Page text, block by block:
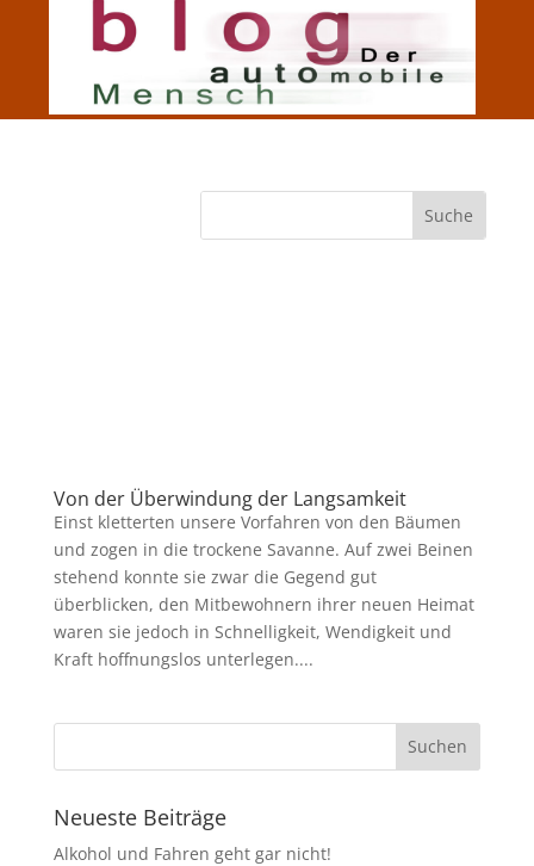
Von der Überwindung der Langsamkeit
Einst kletterten unsere Vorfahren von den Bäumen
und zogen in die trockene Savanne. Auf zwei Beinen
stehend konnte sie zwar die Gegend gut
überblicken, den Mitbewohnern ihrer neuen Heimat
waren sie jedoch in Schnelligkeit, Wendigkeit und
Kraft hoffnungslos unterlegen....
Neueste Beiträge
Alkohol und Fahren geht gar nicht!